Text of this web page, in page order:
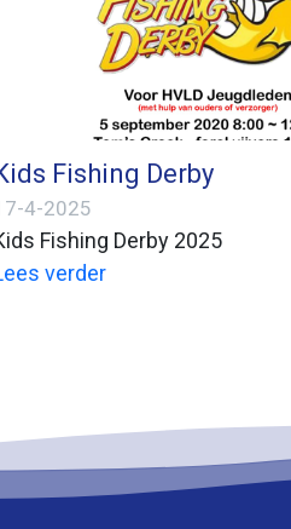
Fishing Derby
4-2025
Fishing Derby 2025
verder